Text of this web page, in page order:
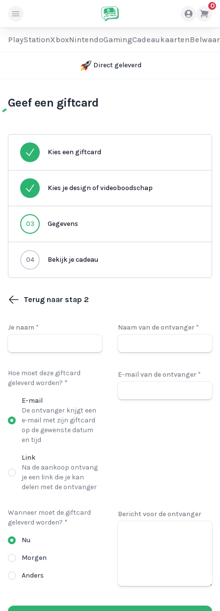
0
PlayStationXboxNintendoGamingCadeaukaarten
Direct geleverd
Geef een giftcard
Kies een giftcard
Kies je design of videoboodschap
03 Gegevens
04 Bekijk je cadeau
Terug naar stap 2
Je naam * Naam van de ontvanger *
Hoe moet deze giftcard
geleverd worden? *
E-mail
De ontvanger krijgt een
e-mail met zijn giftcard
op de gewenste datum
en tijd
Link
Na de aankoop ontvang
je een link die je kan
delen met de ontvanger
E-mail van de ontvanger *
Wanneer moet de giftcard
geleverd worden? *
Nu
Morgen
Anders
Bericht voor de ontvanger